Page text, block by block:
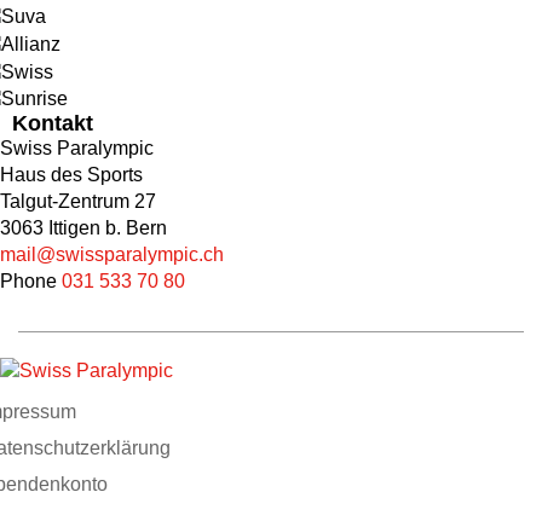
Kontakt
Swiss Paralympic
Haus des Sports
Talgut-Zentrum 27
3063 Ittigen b. Bern
mail@swissparalympic.ch
Phone 031 533 70 80